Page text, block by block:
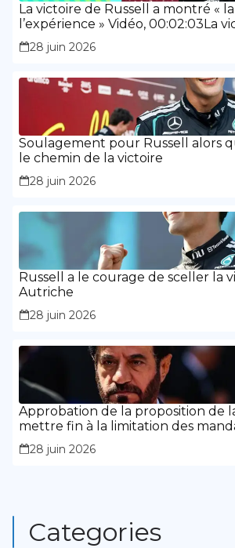
La victoire de Russell a montré «
l’expérience » Vidéo, 00:02:03La
Russell a montré « la maturité et
28 juin 2026
Soulagement pour Russell alors
le chemin de la victoire
28 juin 2026
Russell a le courage de sceller la
Autriche
28 juin 2026
Approbation de la proposition de
mettre fin à la limitation des
présidence
28 juin 2026
Categories